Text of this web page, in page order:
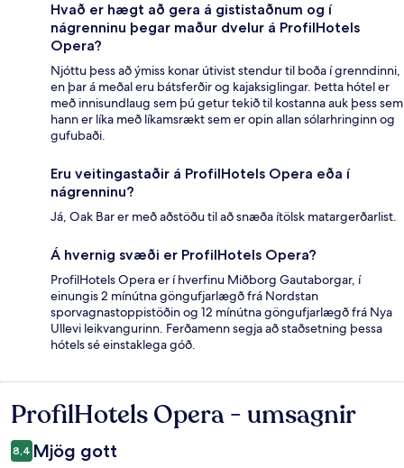
Hvað er hægt að gera á gististaðnum og í
nágrenninu þegar maður dvelur á ProfilHotels
Opera?
Njóttu þess að ýmiss konar útivist stendur til boða í grenndinni,
en þar á meðal eru bátsferðir og kajaksiglingar. Þetta hótel er
með innisundlaug sem þú getur tekið til kostanna auk þess sem
hann er líka með líkamsrækt sem er opin allan sólarhringinn og
gufubaði.
Eru veitingastaðir á ProfilHotels Opera eða í
nágrenninu?
Já, Oak Bar er með aðstöðu til að snæða ítölsk matargerðarlist.
Á hvernig svæði er ProfilHotels Opera?
ProfilHotels Opera er í hverfinu Miðborg Gautaborgar, í
einungis 2 mínútna göngufjarlægð frá Nordstan
sporvagnastoppistöðin og 12 mínútna göngufjarlægð frá Nya
Ullevi leikvangurinn. Ferðamenn segja að staðsetning þessa
hótels sé einstaklega góð.
Umsagnir
ProfilHotels Opera - umsagnir
8,4 Mjög gott